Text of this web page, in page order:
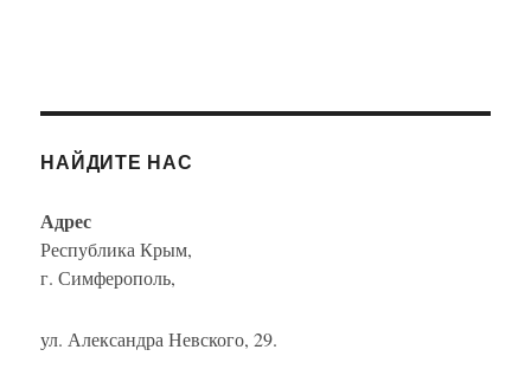
НАЙДИТЕ НАС
Адрес
Республика Крым,
г. Симферополь,
ул. Александра Невского, 29.